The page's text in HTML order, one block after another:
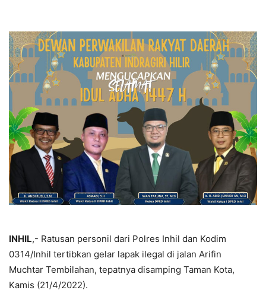
INHIL,- Ratusan personil dari Polres Inhil dan Kodim
0314/Inhil tertibkan gelar lapak ilegal di jalan Arifin
Muchtar Tembilahan, tepatnya disamping Taman Kota,
Kamis (21/4/2022).